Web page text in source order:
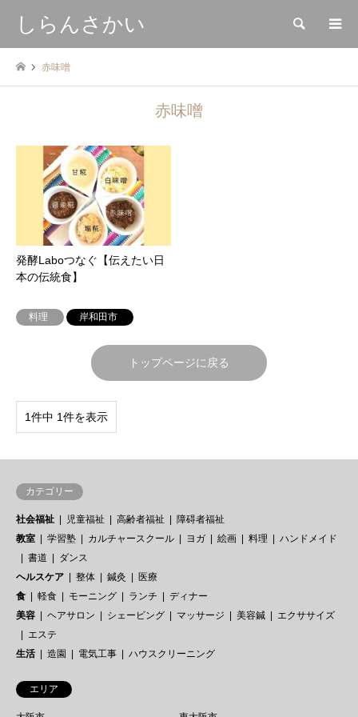
しらんさかい 検索
赤味噌
赤味噌
発酵Laboつなぐ【伝えたい日
本の伝統食】
料理 岸和田市
トップページに戻る
1件中 1件を表示
カテゴリー
社会福祉 児童福祉 高齢者福祉
障碍者福祉
教室
学習塾 カルチャースクール ヨガ 絵画 料理
ハンドメイド
書道
ダンス
ヘルスケア
整体 鍼灸
医療
食
軽食 モーニング ランチ
ディナー
美容
ヘアサロン シェービング マッサージ 美容鍼
エクササイズ
エステ
生活
造園 電気工事 ハウスクリーニング
エリア